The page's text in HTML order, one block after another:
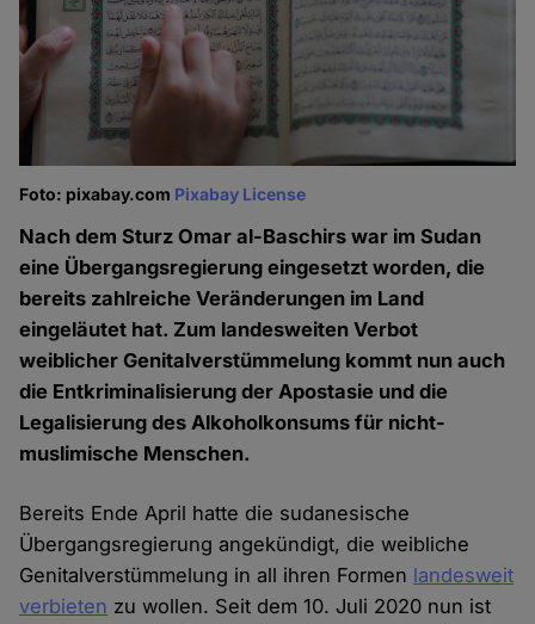
Foto: pixabay.com Pixabay License
Nach dem Sturz Omar al-Baschirs war im Sudan
eine Übergangsregierung eingesetzt worden, die
bereits zahlreiche Veränderungen im Land
eingeläutet hat. Zum landesweiten Verbot
weiblicher Genitalverstümmelung kommt nun auch
die Entkriminalisierung der Apostasie und die
Legalisierung des Alkoholkonsums für nicht-
muslimische Menschen.
Bereits Ende April hatte die sudanesische
Übergangsregierung angekündigt, die weibliche
Genitalverstümmelung in all ihren Formen landesweit
verbieten zu wollen. Seit dem 10. Juli 2020 nun ist